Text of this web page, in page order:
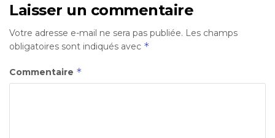
Laisser un commentaire
Votre adresse e-mail ne sera pas publiée. Les champs
obligatoires sont indiqués avec *
Commentaire *